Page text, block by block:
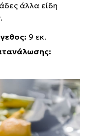
άλλα είδη
9 εκ.